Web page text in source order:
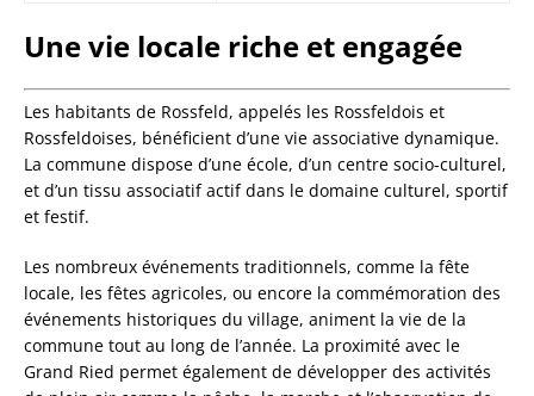
Une vie locale riche et engagée
Les habitants de Rossfeld, appelés les Rossfeldois et
Rossfeldoises, bénéficient d’une vie associative dynamique.
La commune dispose d’une école, d’un centre socio-culturel,
et d’un tissu associatif actif dans le domaine culturel, sportif
et festif.
Les nombreux événements traditionnels, comme la fête
locale, les fêtes agricoles, ou encore la commémoration des
événements historiques du village, animent la vie de la
commune tout au long de l’année. La proximité avec le
Grand Ried permet également de développer des activités